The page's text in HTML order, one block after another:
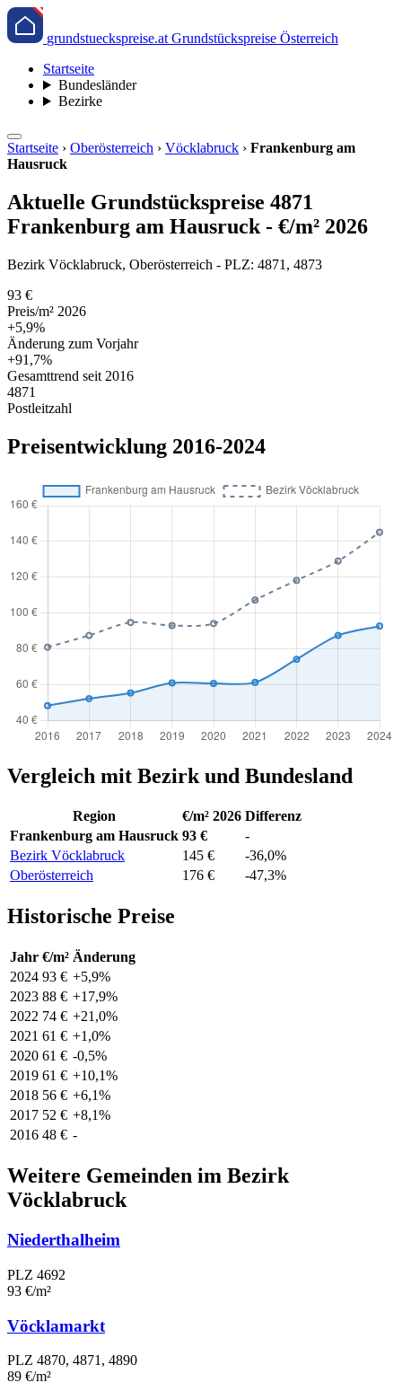
grundstueckspreise.at Grundstückspreise Österreich
Startseite
Bundesländer
Bezirke
Startseite › Oberösterreich › Vöcklabruck › Frankenburg am
Hausruck
Aktuelle Grundstückspreise 4871
Frankenburg am Hausruck - €/m² 2026
Bezirk Vöcklabruck, Oberösterreich - PLZ: 4871, 4873
93 €
Preis/m² 2026
+5,9%
Änderung zum Vorjahr
+91,7%
Gesamttrend seit 2016
4871
Postleitzahl
Preisentwicklung 2016-2024
Vergleich mit Bezirk und Bundesland
Region €/m² 2026 Differenz
Frankenburg am Hausruck 93 €
-
Bezirk Vöcklabruck
145 €
-36,0%
Oberösterreich
176 € -47,3%
Historische Preise
Jahr €/m² Änderung
2024 93 € +5,9%
2023 88 € +17,9%
2022 74 € +21,0%
2021 61 € +1,0%
2020 61 € -0,5%
2019 61 € +10,1%
2018 56 € +6,1%
2017 52 € +8,1%
2016 48 € -
Weitere Gemeinden im Bezirk
Vöcklabruck
Niederthalheim
PLZ 4692
93 €/m²
Vöcklamarkt
PLZ 4870, 4871, 4890
89 €/m²